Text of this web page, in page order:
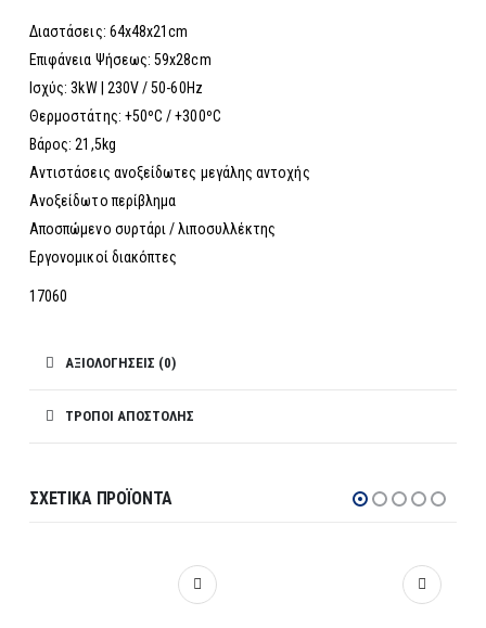
Διαστάσεις: 64x48x21cm
Επιφάνεια Ψήσεως: 59x28cm
Ισχύς: 3kW | 230V / 50-60Hz
Θερμοστάτης: +50ºC / +300ºC
Βάρος: 21,5kg
Αντιστάσεις ανοξείδωτες μεγάλης αντοχής
Ανοξείδωτο περίβλημα
Αποσπώμενο συρτάρι / λιποσυλλέκτης
Εργονομικοί διακόπτες
17060
ΑΞΙΟΛΟΓΉΣΕΙΣ (0)
ΤΡΌΠΟΙ ΑΠΟΣΤΟΛΉΣ
ΣΧΕΤΙΚΆ ΠΡΟΪΌΝΤΑ